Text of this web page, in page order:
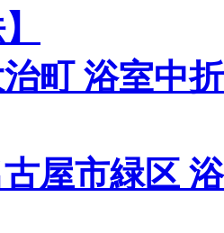
町 浴室中
屋市緑区